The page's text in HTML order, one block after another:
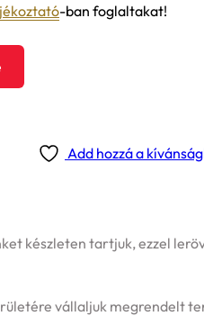
-ban foglaltakat!
Add hozzá a
készleten tartjuk, ezzel
vállaljuk megrendelt